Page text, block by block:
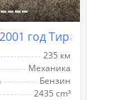
год Тирасполь
235 км
Механика
Бензин
2435 cm³